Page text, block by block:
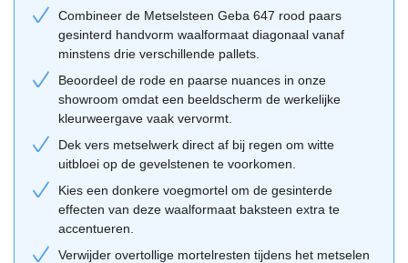
herenhuizen of landelijke villa's, komt de roodpaarse kleur met
sintering goed tot zijn recht. De steen heeft een tijdloze kwaliteit
die aansluit bij diverse bouwperiodes en architectonische
stromingen, van jaren '30 stijl tot hedendaags minimalisme.
Combinatietips van Geba 647
Voor de afwerking kun je variëren met de voegkleur om de
uitstraling te beïnvloeden. Een donkergrijze of zwarte voeg maakt
het geheel strak en modern, terwijl een lichte, zandkleurige voeg
de individuele stenen meer naar voren laat komen en een warmer
beeld geeft. Combineer de steen met natuurstenen dorpels of
donkere aluminium kozijnen voor een krachtig contrast. Gebruik
Combineer de Metselsteen Geba 647 rood paars
gesinterd handvorm waalformaat diagonaal vanaf
minstens drie verschillende pallets.
Beoordeel de rode en paarse nuances in onze
showroom omdat een beeldscherm de werkelijke
kleurweergave vaak vervormt.
Dek vers metselwerk direct af bij regen om witte
uitbloei op de gevelstenen te voorkomen.
Kies een donkere voegmortel om de gesinterde
effecten van deze waalformaat baksteen extra te
accentueren.
Verwijder overtollige mortelresten tijdens het metselen